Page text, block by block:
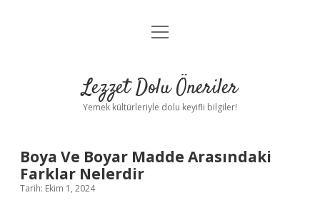
Anasayfa
Yasal Uyarı
menüyü
Lezzet Dolu Öneriler
Yemek kültürleriyle dolu keyifli bilgiler!
Boya Ve Boyar Madde Arasındaki
Farklar Nelerdir
Tarih: Ekim 1, 2024